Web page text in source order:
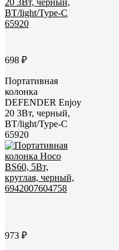
698 ₽
Портативная
колонка
DEFENDER Enjoy
20 3Вт, черный,
BT/light/Type-C
65920
973 ₽